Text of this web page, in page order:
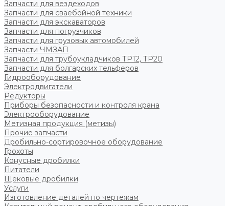
Запчасти для вездеходов
Запчасти для сваебойной техники
Запчасти для экскаваторов
Запчасти для погрузчиков
Запчасти для грузовых автомобилей
Запчасти ЧМЗАП
Запчасти для трубоукладчиков ТР12, ТР20
Запчасти для болгарских тельферов
Гидрооборудование
Электродвигатели
Редукторы
Приборы безопасности и контроля крана
Электрооборудование
Метизная продукция (метизы)
Прочие запчасти
Дробильно-сортировочное оборудование
Грохоты
Конусные дробилки
Питатели
Щековые дробилки
Услуги
Изготовление деталей по чертежам